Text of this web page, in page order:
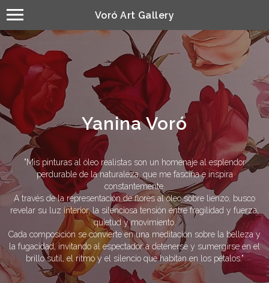
Voró Art Gallery
Yanina Voró
"Mis pinturas al óleo realistas son un homenaje al esplendor
perdurable de la naturaleza, que me fascina e inspira
constantemente.
A través de la representación de flores al óleo sobre lienzo, busco
revelar su luz interior, la silenciosa tensión entre fragilidad y fuerza,
quietud y movimiento.
Cada composición se convierte en una meditación sobre la belleza y
la fugacidad, invitando al espectador a detenerse y sumergirse en el
brillo sutil, el ritmo y el silencio que habitan en los pétalos."